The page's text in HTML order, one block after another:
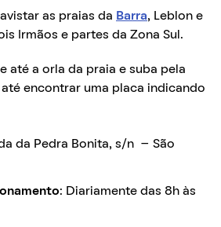
as praias da Barra, Leblon e
Irmãos e partes da Zona Sul.
até a orla da praia e suba pela
até encontrar uma placa indicando
da Pedra Bonita, s/n – São
: Diariamente das 8h às